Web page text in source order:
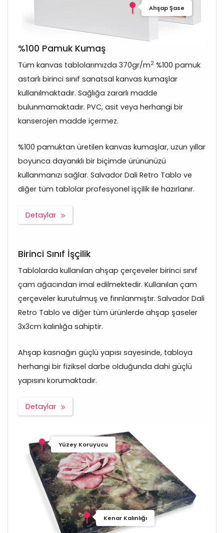
Ahşap Şase
%100 Pamuk Kumaş
Tüm kanvas tablolarımızda 370gr/m2 %100 pamuk
astarlı birinci sınıf sanatsal kanvas kumaşlar
kullanılmaktadır. Sağlığa zararlı madde
bulunmamaktadır. PVC, asit veya herhangi bir
kanserojen madde içermez.
%100 pamuktan üretilen kanvas kumaşlar, uzun yıllar
boyunca dayanıklı bir biçimde ürününüzü
kullanmanızı sağlar. Salvador Dali Retro Tablo ve
diğer tüm tablolar profesyonel işçilik ile hazırlanır.
Detaylar
Birinci Sınıf İşçilik
Tablolarda kullanılan ahşap çerçeveler birinci sınıf
çam ağacından imal edilmektedir. Kullanılan çam
çerçeveler kurutulmuş ve fırınlanmıştır. Salvador Dali
Retro Tablo ve diğer tüm ürünlerde ahşap şaseler
3x3cm kalınlığa sahiptir.
Ahşap kasnağın güçlü yapısı sayesinde, tabloya
herhangi bir fiziksel darbe olduğunda dahi güçlü
yapısını korumaktadır.
Detaylar
Yüzey Koruyucu
Kenar Kalınlığı